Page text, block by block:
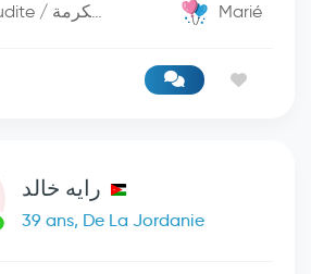
Arabie saoudite / مكة المكرمة Marié
رايه خالد
39 ans, De La Jordanie